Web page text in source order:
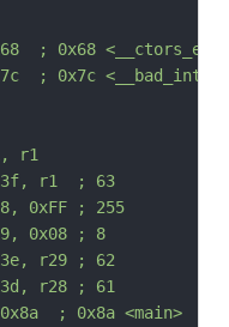
0c 94 34 00 	jmp	0x68	; 0x68
0c 94 3e 00 	jmp	0x7c	; 0x7c
eor	r1, r1
1f be       	out	0x3f, r1	; 63
cf ef       	ldi	r28, 0xFF	; 255
d8 e0       	ldi	r29, 0x08	; 8
de bf       	out	0x3e, r29	; 62
cd bf       	out	0x3d, r28	; 61
0e 94 45 00 	call	0x8a	; 0x8a <main>